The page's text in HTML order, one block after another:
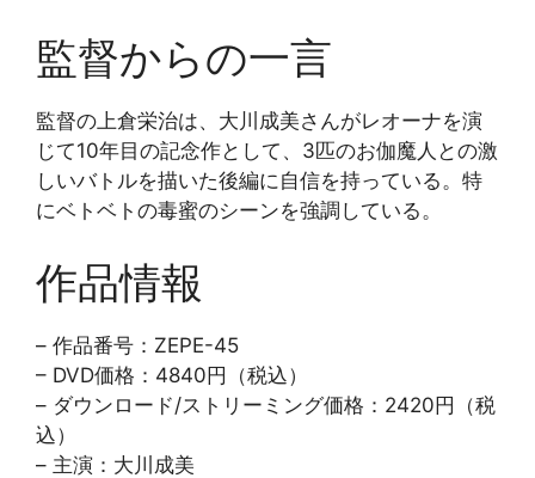
監督からの一言
監督の上倉栄治は、大川成美さんがレオーナを演
じて10年目の記念作として、3匹のお伽魔人との激
しいバトルを描いた後編に自信を持っている。特
にベトベトの毒蜜のシーンを強調している。
作品情報
– 作品番号：ZEPE-45
– DVD価格：4840円（税込）
– ダウンロード/ストリーミング価格：2420円（税
込）
– 主演：大川成美